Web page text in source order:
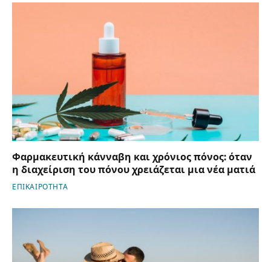
Φαρμακευτική κάνναβη και χρόνιος πόνος: όταν
η διαχείριση του πόνου χρειάζεται μια νέα ματιά
ΕΠΙΚΑΙΡΟΤΗΤΑ